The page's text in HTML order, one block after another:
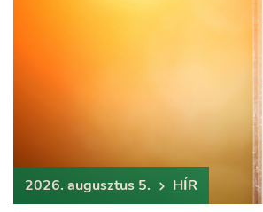
2026. augusztus 5. HÍR